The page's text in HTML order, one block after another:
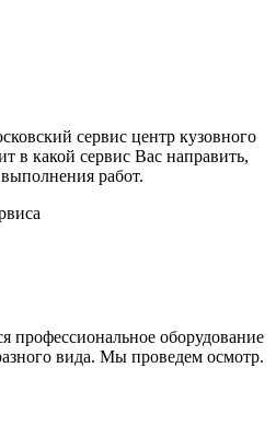
сервис центр кузовного
в какой сервис Вас направить,
работ.
профессиональное оборудование
вида. Мы проведем осмотр.